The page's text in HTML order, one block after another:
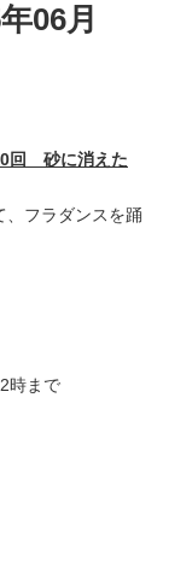
06月
回 砂に消えた
、フラダンスを踊
時まで